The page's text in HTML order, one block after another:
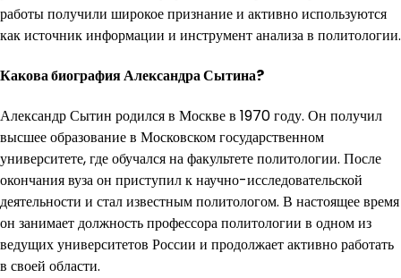
работы получили широкое признание и активно используются
как источник информации и инструмент анализа в политологии.
Какова биография Александра Сытина?
Александр Сытин родился в Москве в 1970 году. Он получил
высшее образование в Московском государственном
университете, где обучался на факультете политологии. После
окончания вуза он приступил к научно-исследовательской
деятельности и стал известным политологом. В настоящее время
он занимает должность профессора политологии в одном из
ведущих университетов России и продолжает активно работать
в своей области.